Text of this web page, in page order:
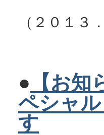
（２０１３
● 【お
ペシャ
す